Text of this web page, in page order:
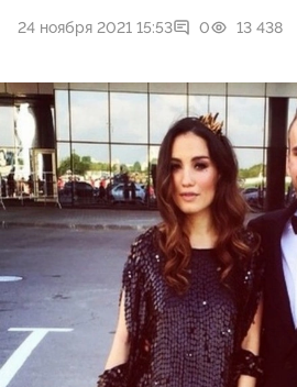
24 ноября 2021 15:53 0 13 438